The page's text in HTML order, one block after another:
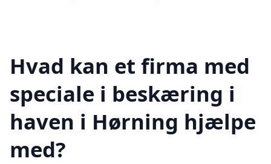
Hvad kan et firma med
speciale i beskæring i
haven i Hørning hjælpe
med?